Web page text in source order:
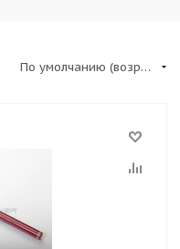
По умолчанию (возрастание)